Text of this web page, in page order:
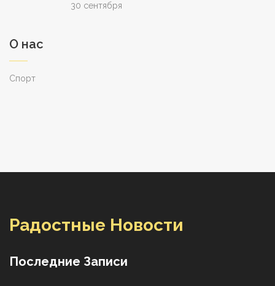
30 сентября
О нас
Спорт
Радостные Новости
Последние Записи